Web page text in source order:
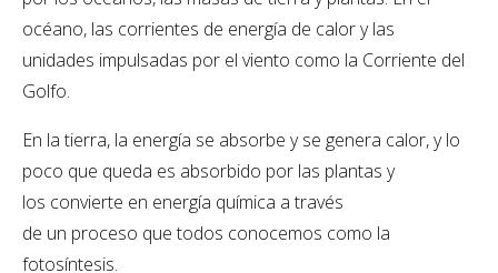
océano, las corrientes de energía de calor y las
unidades impulsadas por el viento como la Corriente del
Golfo.
En la tierra, la energía se absorbe y se genera calor, y lo
poco que queda es absorbido por las plantas y
los convierte en energía química a través
de un proceso que todos conocemos como la
fotosíntesis.